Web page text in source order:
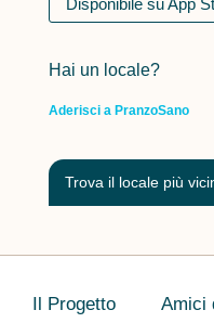
Hai un locale?
Aderisci a PranzoSano
Trova il locale più
Il Progetto Amici